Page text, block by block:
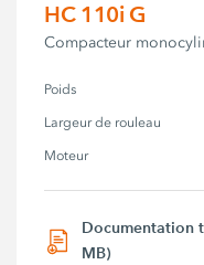
HC 110i G
Compacteur
Poids
Largeur de rouleau
Moteur
Documentation
MB)